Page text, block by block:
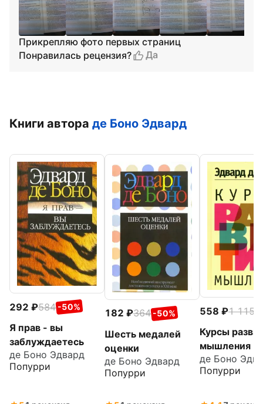
Прикрепляю фото первых страниц
Понравилась рецензия?
Да
Книги автора де Боно Эдвард
292 584 -50%
Я прав - вы
заблуждаетесь
де Боно Эдвард
Попурри
182 364 -50%
Шесть медалей
оценки
де Боно Эдвард
Попурри
558 1 115
Курсы
мышления
де Боно
Попурри